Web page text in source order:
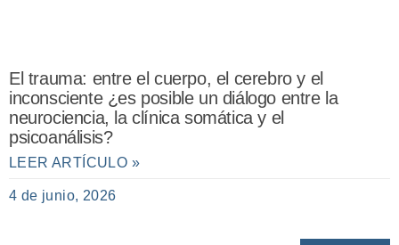
El trauma: entre el cuerpo, el cerebro y el
inconsciente ¿es posible un diálogo entre la
neurociencia, la clínica somática y el
psicoanálisis?
LEER ARTÍCULO »
4 de junio, 2026